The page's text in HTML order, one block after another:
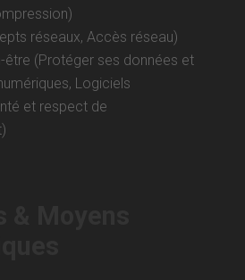
réseaux, Accès réseau)
être (Protéger ses données et
Logiciels
et respect de